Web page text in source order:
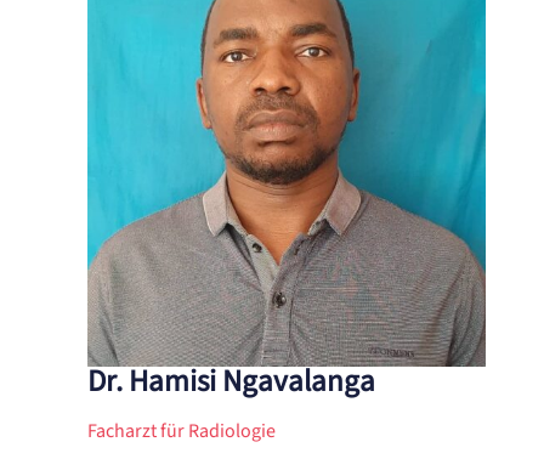
Dr. Hamisi Ngavalanga
Facharzt für Radiologie